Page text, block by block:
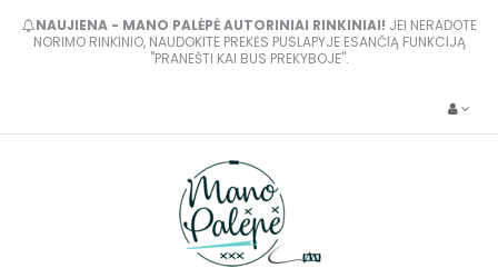
NAUJIENA - MANO PALĖPĖ AUTORINIAI RINKINIAI! JEI NERADOTE
NORIMO RINKINIO, NAUDOKITE PREKĖS PUSLAPYJE ESANČIĄ FUNKCIJĄ
"PRANEŠTI KAI BUS PREKYBOJE".